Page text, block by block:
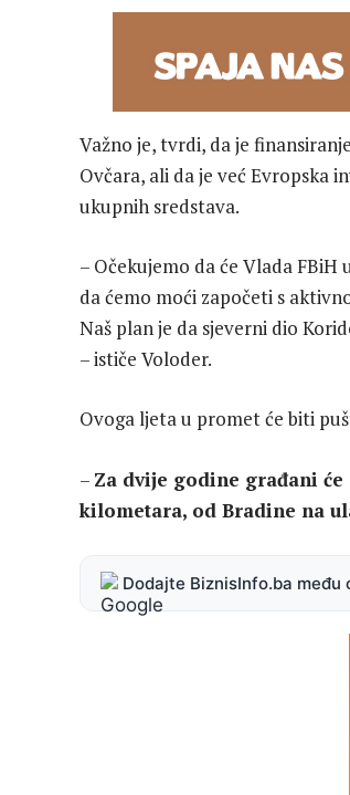
Važno je, tvrdi, da je
Ovčara, ali da je već Evropska
ukupnih sredstava.
– Očekujemo da će Vlada
da ćemo moći započeti s
Naš plan je da sjeverni dio
– ističe Voloder.
Ovoga ljeta u promet će biti
– Za dvije godine građani
kilometara, od Bradine na
Dodajte BiznisInfo.ba među